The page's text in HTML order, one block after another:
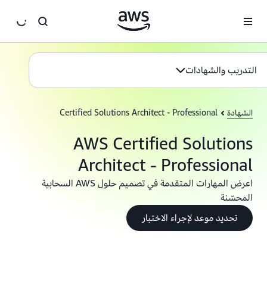
التدريب والشهادات
الشهادة Certified Solutions Architect - Professional
AWS Certified Solutions
Architect - Professional
اعرض المهارات المتقدمة في تصميم حلول AWS السحابية
المحسّنة
تحديد موعد لإجراء الاختبار